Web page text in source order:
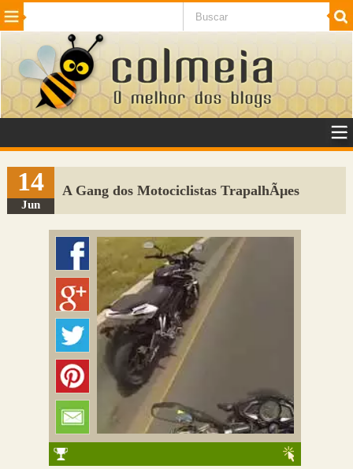
Beleza Cinema e TV
Internet Jogos NotÃ­cias SaÃºde
VeÃ­culos Adulto
Sugerir Link
Adicionar Blog
Colmeia Exchange
Perguntas Frequentes
14
Jun
A Gang dos Motociclistas TrapalhÃµes